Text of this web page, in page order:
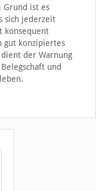
Grund ist es
sich jederzeit
konsequent
gut konzipiertes
der Warnung
und